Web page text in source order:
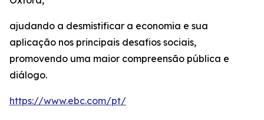
ajudando a desmistificar a economia e sua
aplicação nos principais desafios sociais,
promovendo uma maior compreensão pública e
diálogo.
https://www.ebc.com/pt/